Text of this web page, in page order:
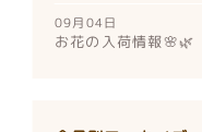
09月04日
お花の入荷情報🌸🌿